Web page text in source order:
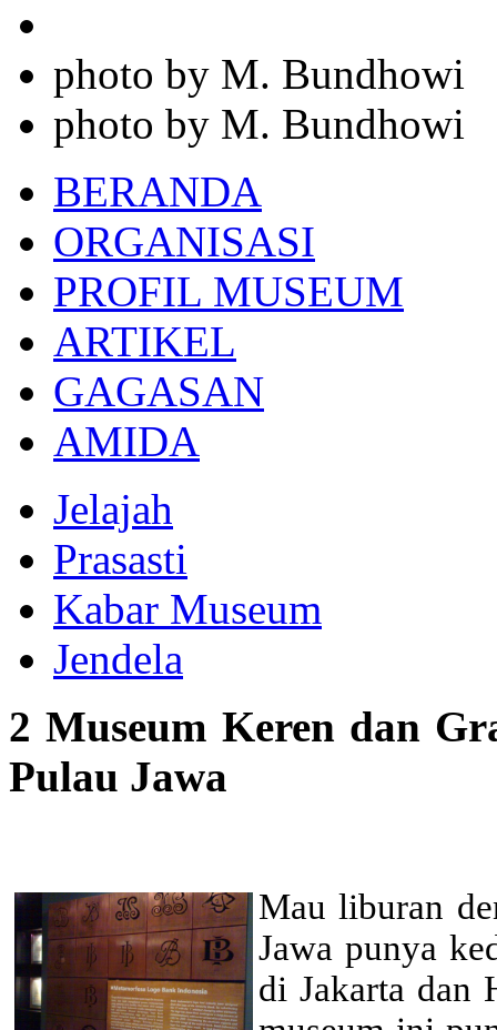
photo by M. Bundhowi
photo by M. Bundhowi
BERANDA
ORGANISASI
PROFIL MUSEUM
ARTIKEL
GAGASAN
AMIDA
Jelajah
Prasasti
Kabar Museum
Jendela
2 Museum Keren dan
Pulau Jawa
Mau liburan
Jawa punya
di Jakarta dan